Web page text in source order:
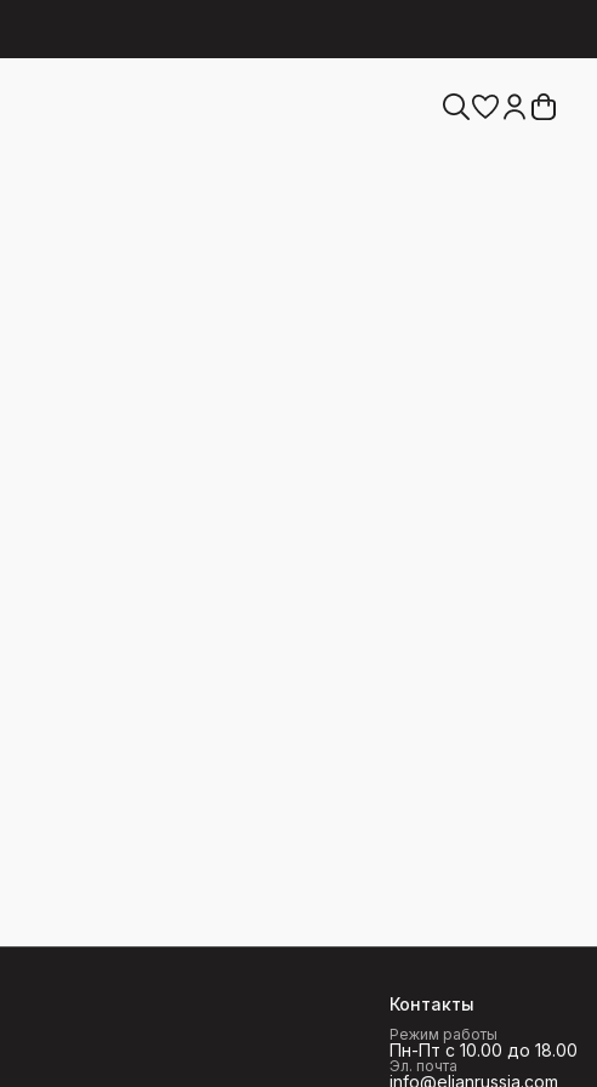
Контакты
Режим работы
Пн-Пт с 10.00 до 18.00
Эл. почта
info@elianrussia.com